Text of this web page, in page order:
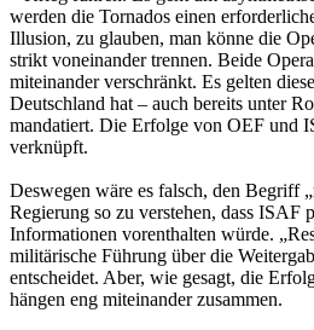
werden die Tornados einen
Illusion, zu glauben, man könne die
strikt voneinander trennen. Beide
miteinander verschränkt. Es gelten
Deutschland hat – auch bereits unter
mandatiert. Die Erfolge von OEF und
verknüpft.
Deswegen wäre es falsch, den Begriff
Regierung so zu verstehen, dass ISAF
Informationen vorenthalten würde.
militärische Führung über die
entscheidet. Aber, wie gesagt, die
hängen eng miteinander zusammen.